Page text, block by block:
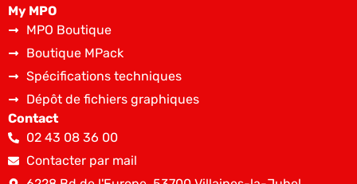
My MPO
MPO Boutique
Boutique MPack
Spécifications techniques
Dépôt de fichiers graphiques
Contact
02 43 08 36 00
Contacter par mail